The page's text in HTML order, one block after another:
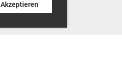
Akzeptieren